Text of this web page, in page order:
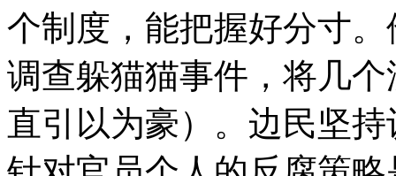
个制度，能把握好分寸
调查躲猫猫事件，将几
直引以为豪）。边民坚